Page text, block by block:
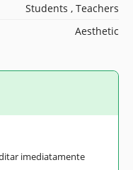
Students , Teachers
Aesthetic
imediatamente